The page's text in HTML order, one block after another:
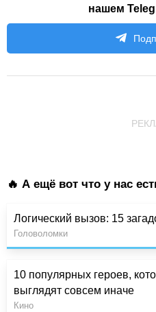
нашем
🔥 А ещё вот что у нас
Логический вызов: 15
Головоломки
10 популярных героев,
выглядят совсем иначе
Кино